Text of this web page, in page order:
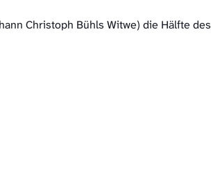
Christoph Bühls Witwe) die Hälfte des